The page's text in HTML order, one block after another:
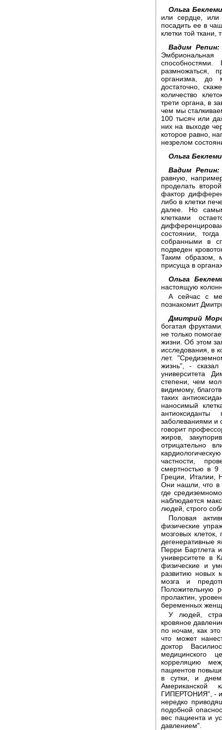
Ольга
или сердце, или
посадить ее в
клетки той ткани,
Вадим Репин:
размножаться,
организма, до
достаточно,
количество
трети органа, в
чем мы
100 тысяч или
них на выходе
которое равно,
незрелом
Ольга
Вадим Репин:
равную,
проделать
фактор
либо в клетки
далее. Но
клетками
состоянии,
собранными в
подведен
Таким образом,
присуща в
Ольга
настоящую
А сейчас с
познакомит
Дмитрий
богатая
не только
жизни. Об этом
исследования, в
лет.
жизнь", -
университета
степени, чем
видимому,
таких
наносимый
заболеваниями и
говорит
жиров,
отрицательно
частности,
смертностью в 9
Греции, Италии,
Они нашли, что в
где
наблюдается
людей, строго
Половая
физические
мозговых
дегенеративные
Перри Бартлета
университете в
физические и
развитию новых
мозга и
Положительную
пролактин,
беременных
У людей,
кровяное
по ночам, как
что может
доктор
медицинского
корреляцию
пациентов
в сутки, и
Американской
ГИПЕРТОНИЯ", - и
нередко
подобной
вес пациента и
давлением".